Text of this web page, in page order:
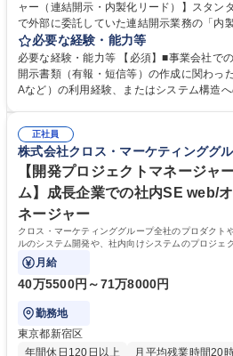
ャー（連結開示・内製化リード）】スタンダード上場 仕事
で外部に委託していた連結開示業務の「内
結会計システムDIVAを利用しており、社内
積、内製化を進めるうえで業務の高度化・効率
を用いた連結決算業務、および開示書類（
の作成・チェック■外部パートナーからの連
計を理解した上での、連結データ収集フロ
部監査との折衝・対応、および開示プロセスの内
【経理マネージャー（連結開示・内製化リ
必要な経験・能力等
必要な経験・能力等 【必須】■事業会社で
開示書類（有報・短信等）の作成に関わっ
Aなど）の利用経験、またはシステム構造への理解 【魅力】■
でご自身の経験を活かし、経理部長と連携
げていく面白さがあります。■市場価値を高
人や内部監査との折衝、内部統制の再構築
におけるコアな経験が積める希少なポジションです 学歴・資
学院 大学 高専 短大 専修学校 語学力： 資格
正社員
株式会社クロス・マーケティンググ
【開発プロジェクトマネージャ
ム】成長企業での社内SE web/
ネージャー
クロス・マーケティンググループ全社のプロダクト
ルのシステム開発や、社内向けシステムのプロジェ
トを推進していただきます。
月給
40万5500円～71万8000円
勤務地
東京都新宿区
年間休日120日以上
月平均残業時間20